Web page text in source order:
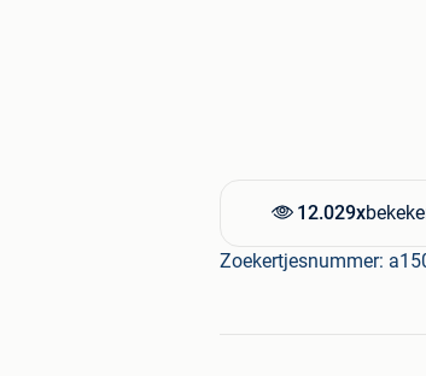
12.029x
Zoekertjesnummer: